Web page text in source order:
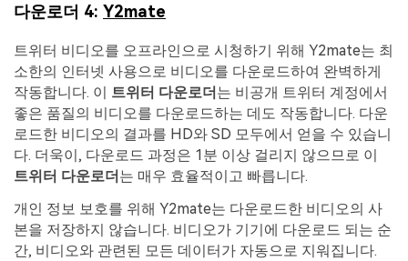
다운로더 4: Y2mate
트위터 비디오를 오프라인으로 시청하기 위해 Y2mate는 최
소한의 인터넷 사용으로 비디오를 다운로드하여 완벽하게
작동합니다. 이 트위터 다운로더는 비공개 트위터 계정에서
좋은 품질의 비디오를 다운로드하는 데도 작동합니다. 다운
로드한 비디오의 결과를 HD와 SD 모두에서 얻을 수 있습니
다. 더욱이, 다운로드 과정은 1분 이상 걸리지 않으므로 이
트위터 다운로더는 매우 효율적이고 빠릅니다.
개인 정보 보호를 위해 Y2mate는 다운로드한 비디오의 사
본을 저장하지 않습니다. 비디오가 기기에 다운로드 되는 순
간, 비디오와 관련된 모든 데이터가 자동으로 지워집니다.